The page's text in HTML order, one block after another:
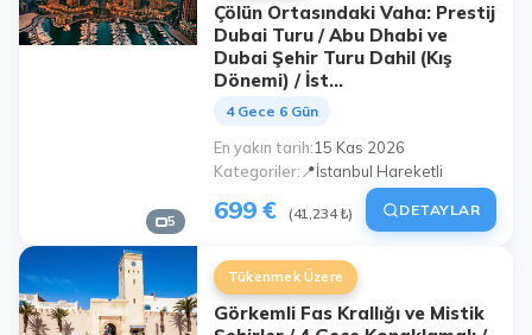
5
Çölün Ortasındaki Vaha: Prestij
Dubai Turu / Abu Dhabi ve
Dubai Şehir Turu Dahil (Kış
Dönemi) / İst...
4 Gece 6 Gün
En yakın tarih 15 Kas 2026
Kategoriler 📍İstanbul Hareketli
699 € (41,234 ₺) DETAYLAR
Tükenmek Üzere
Görkemli Fas Krallığı ve Mistik